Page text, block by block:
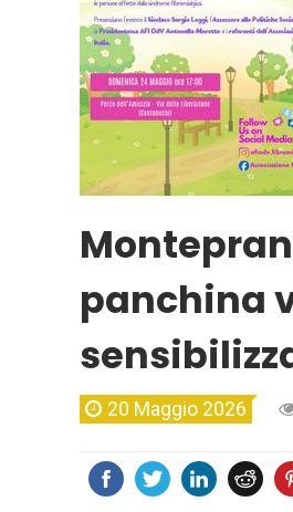
panchina
20 Maggio 2026